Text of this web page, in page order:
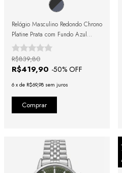
Relógio Masculino Redondo Chrono
Platine Prata com Fundo Azul
42mm
R$419,90 -50% OFF
R$839,80
6 x de R$69,98 sem juros